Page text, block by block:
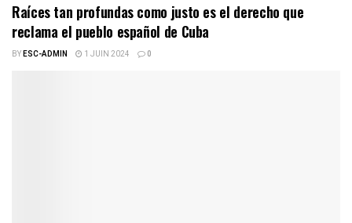
Raíces tan profundas como justo es el derecho que
reclama el pueblo español de Cuba
BYESC-ADMIN 1 JUIN 2024 0